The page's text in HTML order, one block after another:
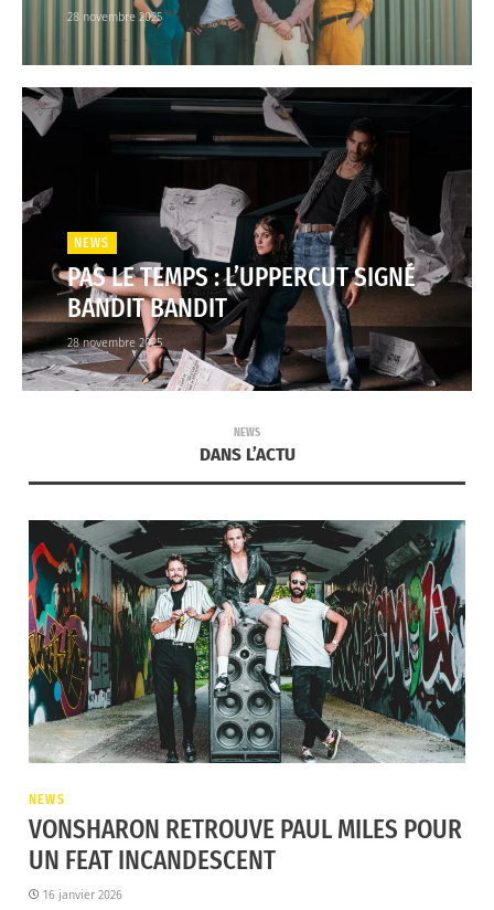
28 novembre 2025
NEWS
PAS LE TEMPS : L’UPPERCUT SIGNÉ
BANDIT BANDIT
28 novembre 2025
NEWS
DANS L’ACTU
NEWS
VONSHARON RETROUVE PAUL MILES POUR
UN FEAT INCANDESCENT
16 janvier 2026